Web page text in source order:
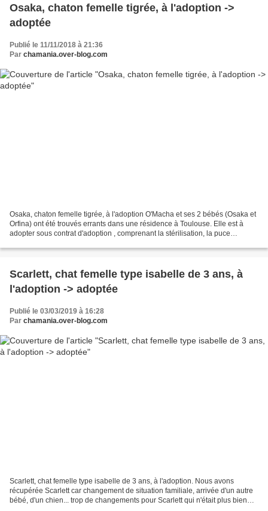
Osaka, chaton femelle tigrée, à l'adoption ->
adoptée
Publié le 11/11/2018 à 21:36
Par chamania.over-blog.com
Osaka, chaton femelle tigrée, à l'adoption O'Macha et ses 2 bébés (Osaka et
Orfina) ont été trouvés errants dans une résidence à Toulouse. Elle est à
adopter sous contrat d'adoption , comprenant la stérilisation, la puce
Scarlett, chat femelle type isabelle de 3 ans, à
l'adoption -> adoptée
Publié le 03/03/2019 à 16:28
Par chamania.over-blog.com
Scarlett, chat femelle type isabelle de 3 ans, à l'adoption. Nous avons
récupérée Scarlett car changement de situation familiale, arrivée d'un autre
bébé, d'un chien... trop de changements pour Scarlett qui n'était plus bien